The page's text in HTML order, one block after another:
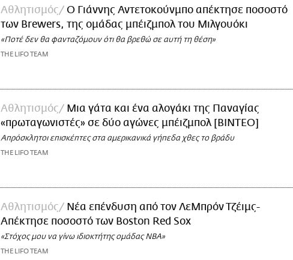
Αθλητισμός
Ο Γιάννης Αντετοκούνμπο απέκτησε ποσοστό
των Brewers, της ομάδας μπέιζμπολ του Μιλγουόκι
«Ποτέ δεν θα φανταζόμουν ότι θα βρεθώ σε αυτή τη θέση»
THE LIFO TEAM
Αθλητισμός
Μια γάτα και ένα αλογάκι της Παναγίας
«πρωταγωνιστές» σε δύο αγώνες μπέιζμπολ [ΒΙΝΤΕΟ]
Απρόσκλητοι επισκέπτες στα αμερικανικά γήπεδα χθες το βράδυ
THE LIFO TEAM
Αθλητισμός
Νέα επένδυση από τον ΛεΜπρόν Τζέιμς-
Απέκτησε ποσοστό των Boston Red Sox
«Στόχος μου να γίνω ιδιοκτήτης ομάδας ΝΒΑ»
THE LIFO TEAM